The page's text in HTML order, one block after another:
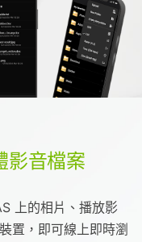
影音檔案
上的相片、播放影
置，即可線上即時瀏